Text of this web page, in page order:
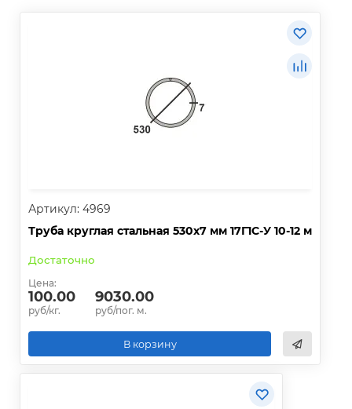
Артикул: 4969
Труба круглая стальная 530х7 мм 17Г1С-У 10-12 м
Достаточно
Цена:
100.00
руб/кг.
9030.00
руб/пог. м.
В корзину